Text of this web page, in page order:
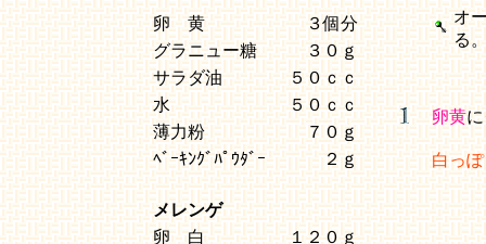
卵 黄
３個分
グラニュー糖
３０ｇ
サラダ油
５０ｃｃ
水
５０ｃｃ
薄力粉
７０ｇ
ﾍﾞｰｷﾝｸﾞﾊﾟｳﾀﾞｰ
２ｇ
メレンゲ
卵 白
１２０ｇ
オ
る
卵黄に
白っ